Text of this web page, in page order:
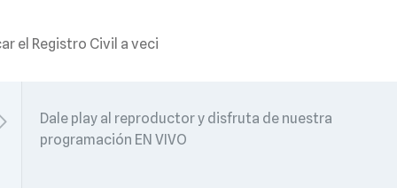
el Registro Civil a veci
Dale play al reproductor y disfruta de nuestra
programación EN VIVO